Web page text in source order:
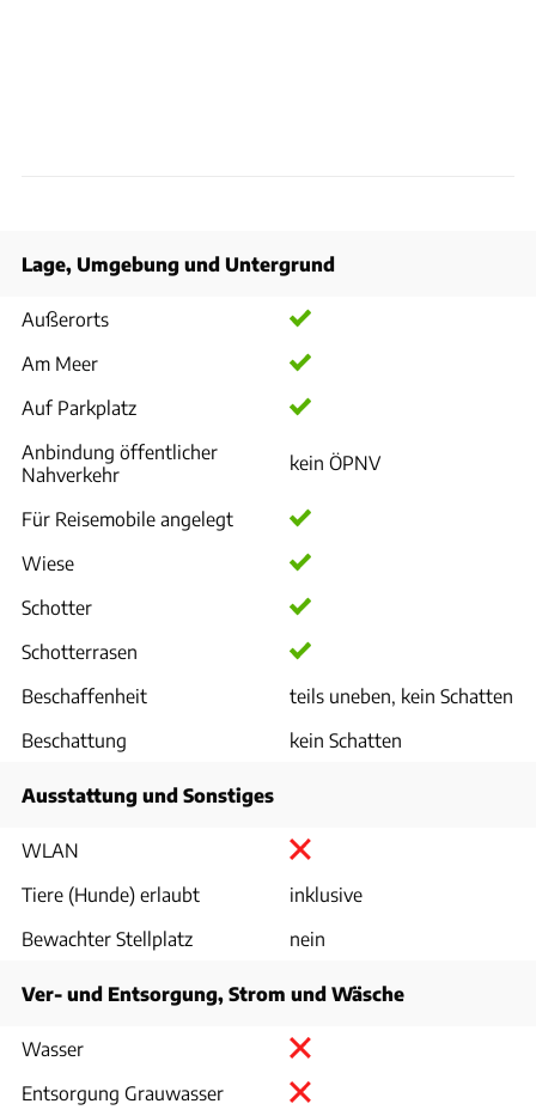
Lage, Umgebung und Untergrund
Außerorts
Am Meer
Auf Parkplatz
Anbindung öffentlicher
Nahverkehr
kein ÖPNV
Für Reisemobile angelegt
Wiese
Schotter
Schotterrasen
Beschaffenheit
teils uneben, kein Schatten
Beschattung
kein Schatten
Ausstattung und Sonstiges
WLAN
Tiere (Hunde) erlaubt
inklusive
Bewachter Stellplatz
nein
Ver- und Entsorgung, Strom und Wäsche
Wasser
Entsorgung Grauwasser